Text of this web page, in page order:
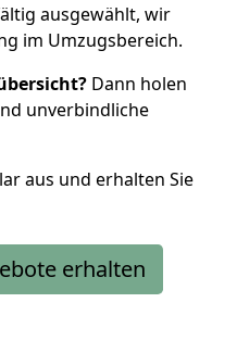
ausgewählt, wir
im Umzugsbereich.
Dann holen
unverbindliche
aus und erhalten Sie
erhalten